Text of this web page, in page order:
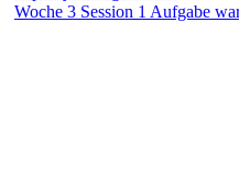
Woche 3 Session 1 Aufgabe